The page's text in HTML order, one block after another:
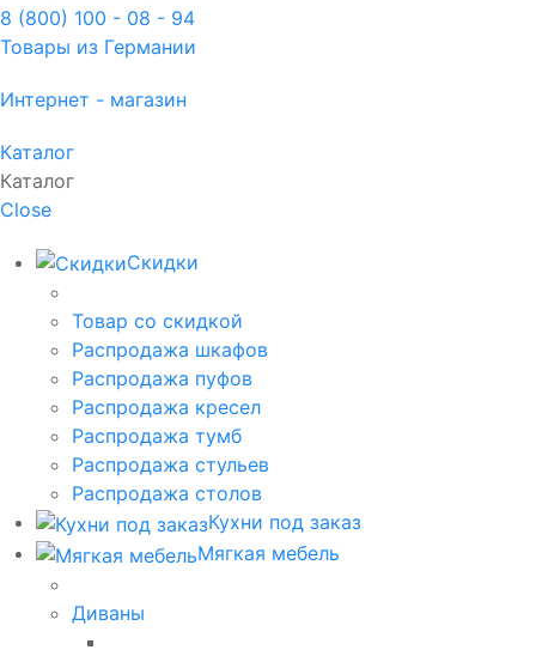
8 (800) 100 - 08 - 94
Товары из Германии
Интернет - магазин
Каталог
Каталог
Close
Скидки
Товар со скидкой
Распродажа шкафов
Распродажа пуфов
Распродажа кресел
Распродажа тумб
Распродажа стульев
Распродажа столов
Кухни под заказ
Мягкая мебель
Диваны